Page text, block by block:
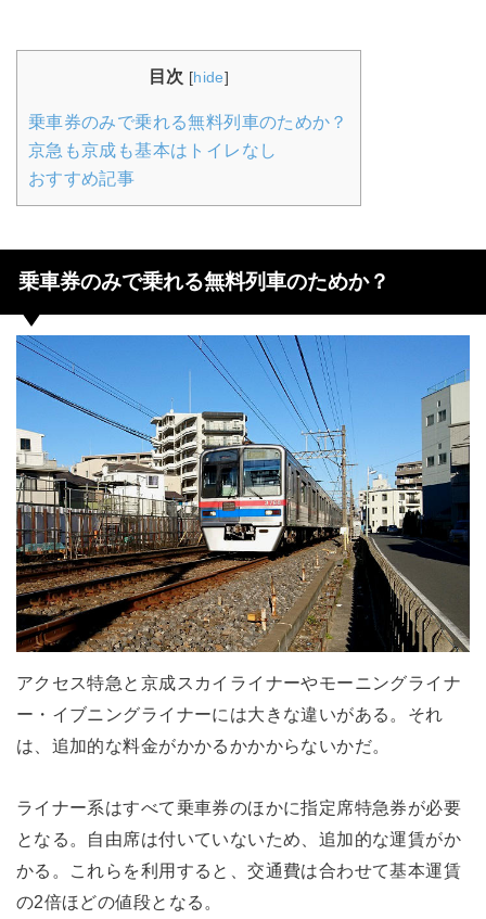
目次 [hide]
乗車券のみで乗れる無料列車のためか？
京急も京成も基本はトイレなし
おすすめ記事
乗車券のみで乗れる無料列車のためか？
アクセス特急と京成スカイライナーやモーニングライナ
ー・イブニングライナーには大きな違いがある。それ
は、追加的な料金がかかるかかからないかだ。
ライナー系はすべて乗車券のほかに指定席特急券が必要
となる。自由席は付いていないため、追加的な運賃がか
かる。これらを利用すると、交通費は合わせて基本運賃
の2倍ほどの値段となる。